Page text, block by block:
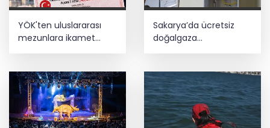
YÖK'ten uluslararası
mezunlara ikamet
Sakarya’da ücretsiz
doğalgaza